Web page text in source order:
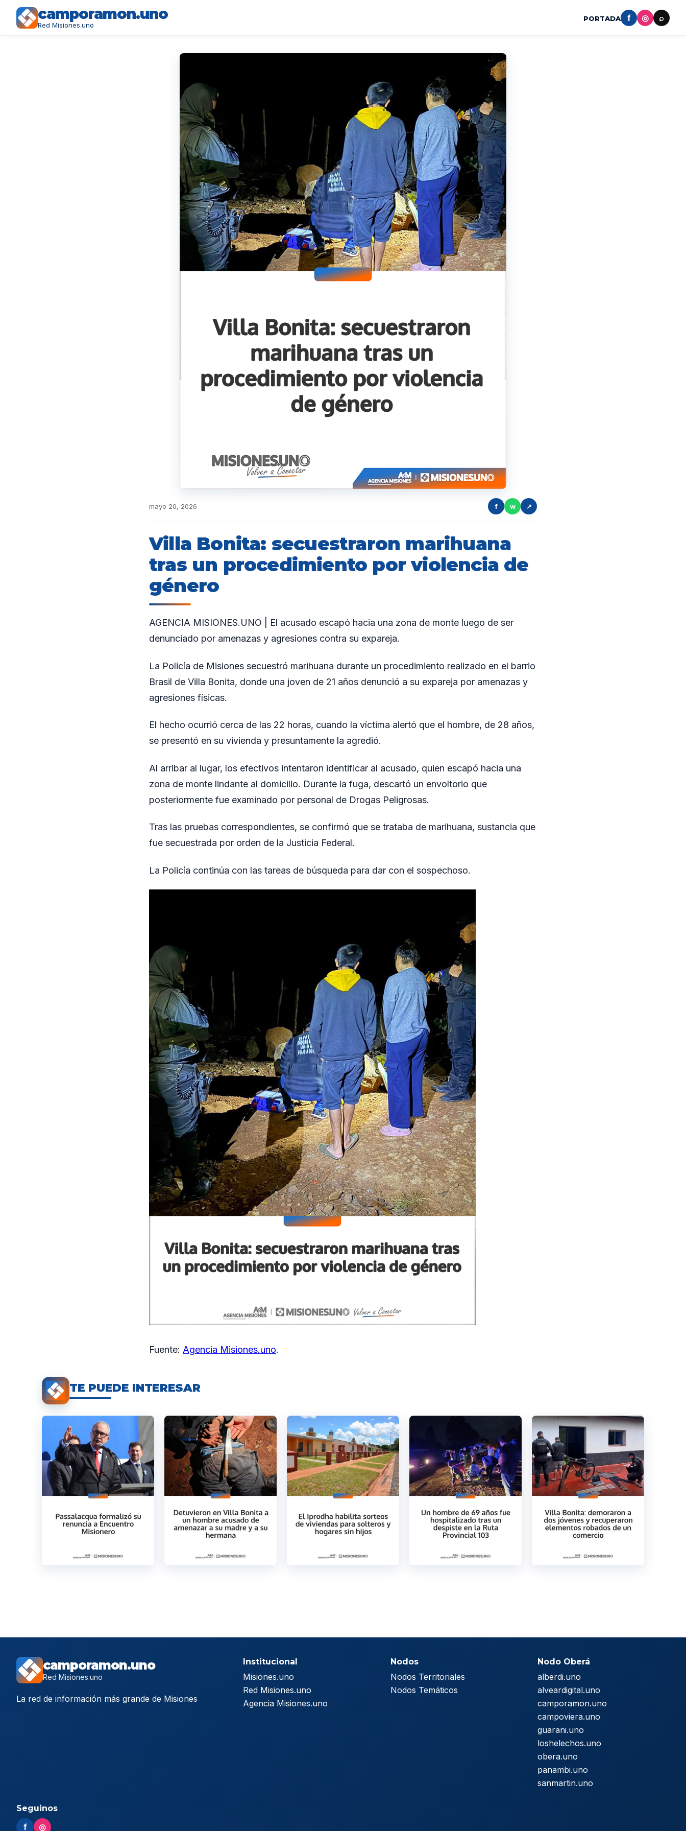
camporamon.uno
Red Misiones.uno
PORTADA f ◎ ⌕
mayo 20, 2026 f w ↗
Villa Bonita: secuestraron marihuana
tras un procedimiento por violencia de
género
AGENCIA MISIONES.UNO | El acusado escapó hacia una zona de monte luego de ser
denunciado por amenazas y agresiones contra su expareja.
La Policía de Misiones secuestró marihuana durante un procedimiento realizado en el barrio
Brasil de Villa Bonita, donde una joven de 21 años denunció a su expareja por amenazas y
agresiones físicas.
El hecho ocurrió cerca de las 22 horas, cuando la víctima alertó que el hombre, de 28 años,
se presentó en su vivienda y presuntamente la agredió.
Al arribar al lugar, los efectivos intentaron identificar al acusado, quien escapó hacia una
zona de monte lindante al domicilio. Durante la fuga, descartó un envoltorio que
posteriormente fue examinado por personal de Drogas Peligrosas.
Tras las pruebas correspondientes, se confirmó que se trataba de marihuana, sustancia que
fue secuestrada por orden de la Justicia Federal.
La Policía continúa con las tareas de búsqueda para dar con el sospechoso.
Fuente: Agencia Misiones.uno.
TE PUEDE INTERESAR
camporamon.uno
Red Misiones.uno
La red de información más grande de Misiones
Institucional
Misiones.uno
Red Misiones.uno
Agencia Misiones.uno
Nodos
Nodos Territoriales
Nodos Temáticos
Nodo Oberá
alberdi.uno
alveardigital.uno
camporamon.uno
campoviera.uno
guarani.uno
loshelechos.uno
obera.uno
panambi.uno
sanmartin.uno
Seguinos
f ◎